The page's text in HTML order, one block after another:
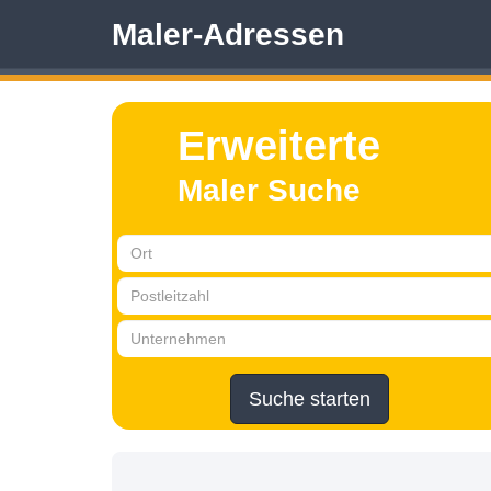
Maler-Adressen
Erweiterte
Maler Suche
Suche starten